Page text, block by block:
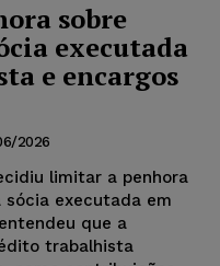
sobre
executada
e encargos
2026
limitar a penhora
sócia executada em
que a
trabalhista